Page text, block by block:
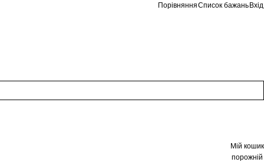
ПорівнянняСписок бажань Вхід
Мій кошик
порожній